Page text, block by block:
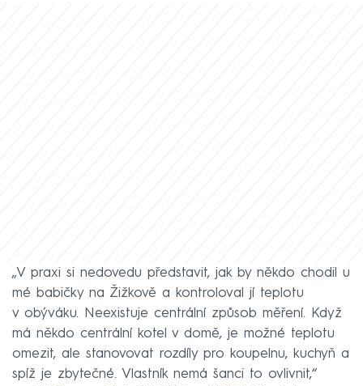
„V praxi si nedovedu představit, jak by někdo chodil u
mé babičky na Žižkově a kontroloval jí teplotu
v obýváku. Neexistuje centrální způsob měření. Když
má někdo centrální kotel v domě, je možné teplotu
omezit, ale stanovovat rozdíly pro koupelnu, kuchyň a
spíž je zbytečné. Vlastník nemá šanci to ovlivnit,“